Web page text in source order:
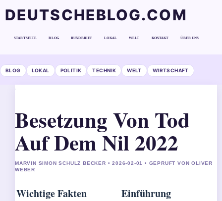
DEUTSCHEBLOG.COM
STARTSEITE BLOG RUNDBRIEF LOKAL WELT KONTAKT ÜBER UNS
BLOG LOKAL POLITIK TECHNIK WELT WIRTSCHAFT
Besetzung Von Tod
Auf Dem Nil 2022
MARVIN SIMON SCHULZ BECKER • 2026-02-01 • GEPRUFT VON OLIVER
WEBER
Wichtige Fakten Einführung